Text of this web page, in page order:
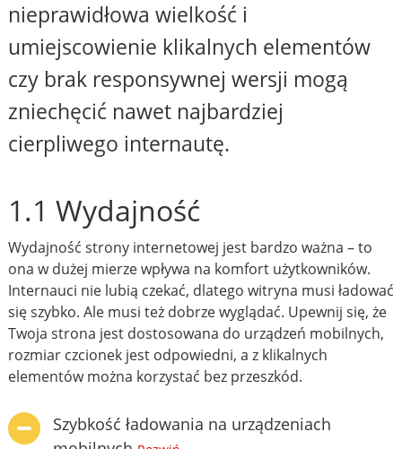
nieprawidłowa wielkość i
umiejscowienie klikalnych elementów
czy brak responsywnej wersji mogą
zniechęcić nawet najbardziej
cierpliwego internautę.
1.1 Wydajność
Wydajność strony internetowej jest bardzo ważna – to
ona w dużej mierze wpływa na komfort użytkowników.
Internauci nie lubią czekać, dlatego witryna musi ładować
się szybko. Ale musi też dobrze wyglądać. Upewnij się, że
Twoja strona jest dostosowana do urządzeń mobilnych,
rozmiar czcionek jest odpowiedni, a z klikalnych
elementów można korzystać bez przeszkód.
Szybkość ładowania na urządzeniach